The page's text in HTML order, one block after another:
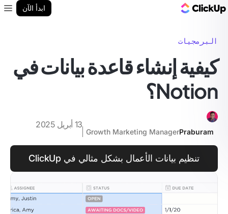
ابدأ الآن
البرمجيات
كيفية إنشاء قاعدة بيانات في
Notion؟
Praburam
Growth Marketing Manager
13 أبريل 2025
تنظيم بيانات الأعمال بشكل مثالي في ClickUp